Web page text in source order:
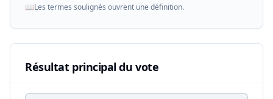
📖Les termes soulignés ouvrent une définition.
Résultat principal du vote